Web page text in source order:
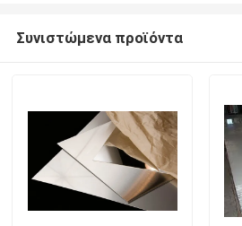
Συνιστώμενα προϊόντα